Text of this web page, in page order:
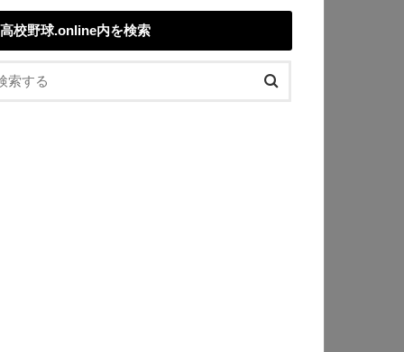
高校野球.online内を検索